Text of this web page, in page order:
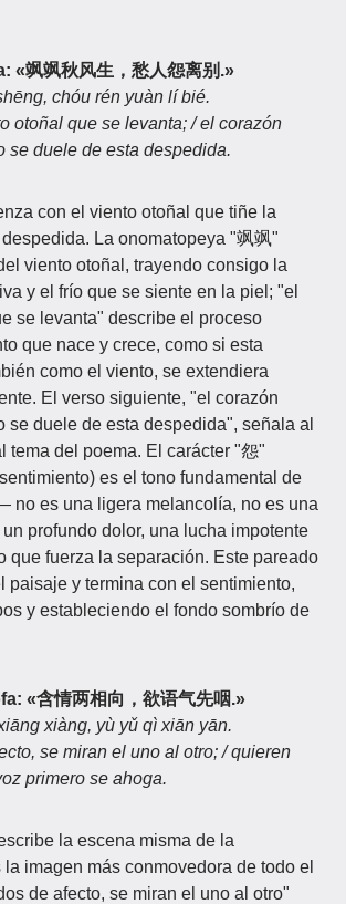
«飒飒秋风生，愁人怨离别.»
chóu rén yuàn lí bié.
otoñal que se levanta; / el corazón
se duele de esta despedida.
con el viento otoñal que tiñe la
La onomatopeya "飒飒"
viento otoñal, trayendo consigo la
y el frío que se siente en la piel; "el
se levanta" describe el proceso
que nace y crece, como si esta
como el viento, se extendiera
El verso siguiente, "el corazón
se duele de esta despedida", señala al
tema del poema. El carácter "怨"
es el tono fundamental de
no es una ligera melancolía, no es una
un profundo dolor, una lucha impotente
que fuerza la separación. Este pareado
paisaje y termina con el sentimiento,
y estableciendo el fondo sombrío de
«含情两相向，欲语气先咽.»
xiàng, yù yǔ qì xiān yān.
se miran el uno al otro; / quieren
primero se ahoga.
la escena misma de la
imagen más conmovedora de todo el
de afecto, se miran el uno al otro"